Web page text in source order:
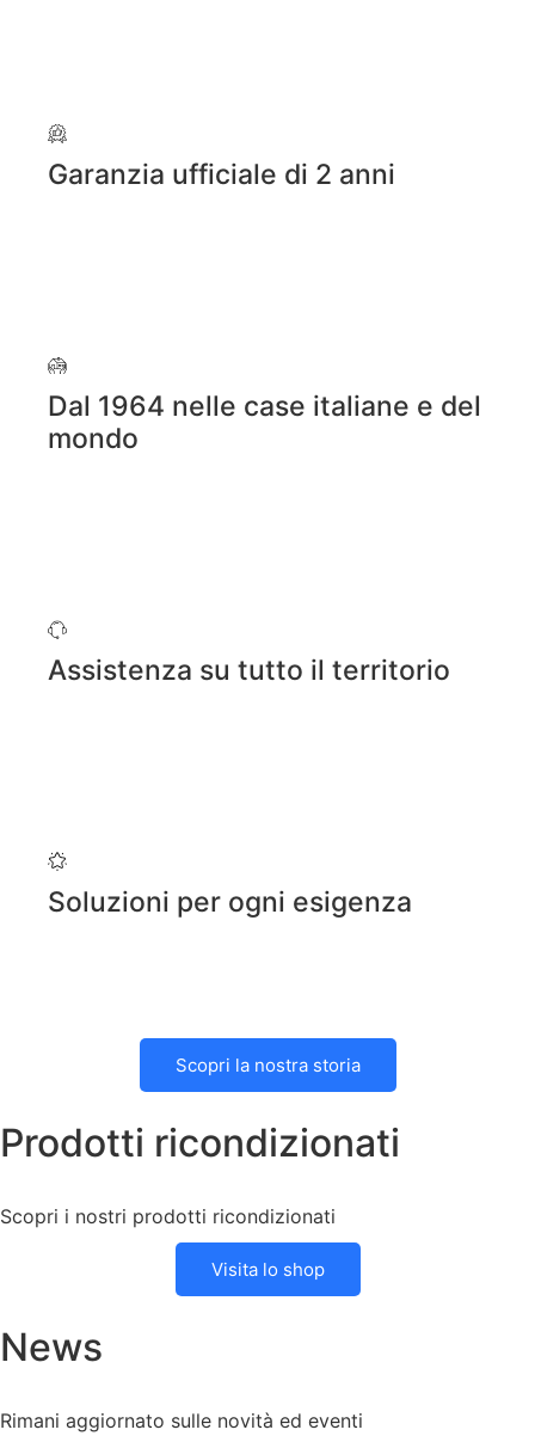
Garanzia ufficiale di 2 anni
Dal 1964 nelle case italiane e del
mondo
Assistenza su tutto il territorio
Soluzioni per ogni esigenza
Scopri la nostra storia
Prodotti ricondizionati
Scopri i nostri prodotti ricondizionati
Visita lo shop
News
Rimani aggiornato sulle novità ed eventi